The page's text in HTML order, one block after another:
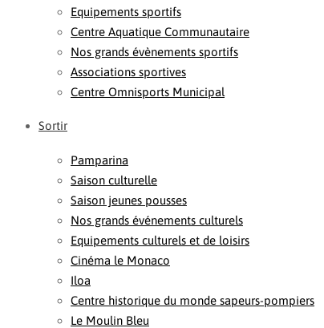
Equipements sportifs
Centre Aquatique Communautaire
Nos grands évènements sportifs
Associations sportives
Centre Omnisports Municipal
Sortir
Pamparina
Saison culturelle
Saison jeunes pousses
Nos grands événements culturels
Equipements culturels et de loisirs
Cinéma le Monaco
Iloa
Centre historique du monde sapeurs-pompiers
Le Moulin Bleu